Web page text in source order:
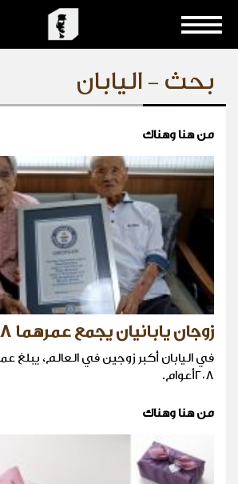
بحث - اليابان
من هنا وهناك
زوجان يابانيان يجمع عمرهما ٢٠٨أعوام
في اليابان أكبر زوجين في العالم، يبلغ
٢٠٨أعوام.
من هنا وهناك